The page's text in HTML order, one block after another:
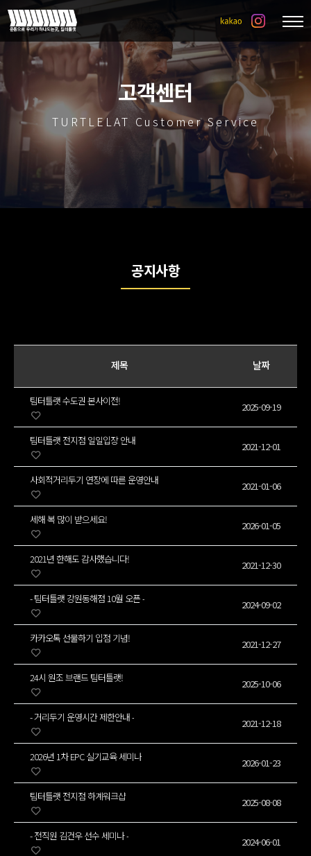
고객센터
TURTLELAT Customer Service
공지사항
제목 날짜
팀터틀랫 수도권 본사이전! 2025-09-19
팀터틀랫 전지점 일일입장 안내 2021-12-01
사회적거리두기 연장에 따른 운영안내 2021-01-06
세해 복 많이 받으세요! 2026-01-05
2021년 한해도 감사했습니다! 2021-12-30
- 팀터틀랫 강원동해점 10월 오픈 - 2024-09-02
카카오톡 선물하기 입점 기념! 2021-12-27
24시 원조 브랜드 팀터틀랫! 2025-10-06
- 거리두기 운영시간 제한안내 - 2021-12-18
2026년 1차 EPC 실기교육 세미나 2026-01-23
팀터틀랫 전지점 하계워크샵 2025-08-08
- 전직원 김건우 선수 세미나 - 2024-06-01